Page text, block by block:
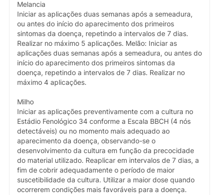
Melancia
Iniciar as aplicações duas semanas após a semeadura,
ou antes do início do aparecimento dos primeiros
sintomas da doença, repetindo a intervalos de 7 dias.
Realizar no máximo 5 aplicações. Melão: Iniciar as
aplicações duas semanas após a semeadura, ou antes do
início do aparecimento dos primeiros sintomas da
doença, repetindo a intervalos de 7 dias. Realizar no
máximo 4 aplicações.
Milho
Iniciar as aplicações preventivamente com a cultura no
Estádio Fenológico 34 conforme a Escala BBCH (4 nós
detectáveis) ou no momento mais adequado ao
aparecimento da doença, observando-se o
desenvolvimento da cultura em função da precocidade
do material utilizado. Reaplicar em intervalos de 7 dias, a
fim de cobrir adequadamente o período de maior
suscetibilidade da cultura. Utilizar a maior dose quando
ocorrerem condições mais favoráveis para a doença.